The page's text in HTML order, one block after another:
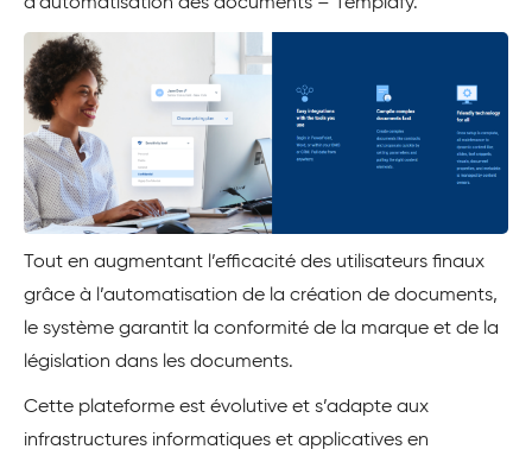
d’automatisation des documents – Templafy.
Tout en augmentant l’efficacité des utilisateurs finaux
grâce à l’automatisation de la création de documents,
le système garantit la conformité de la marque et de la
législation dans les documents.
Cette plateforme est évolutive et s’adapte aux
infrastructures informatiques et applicatives en